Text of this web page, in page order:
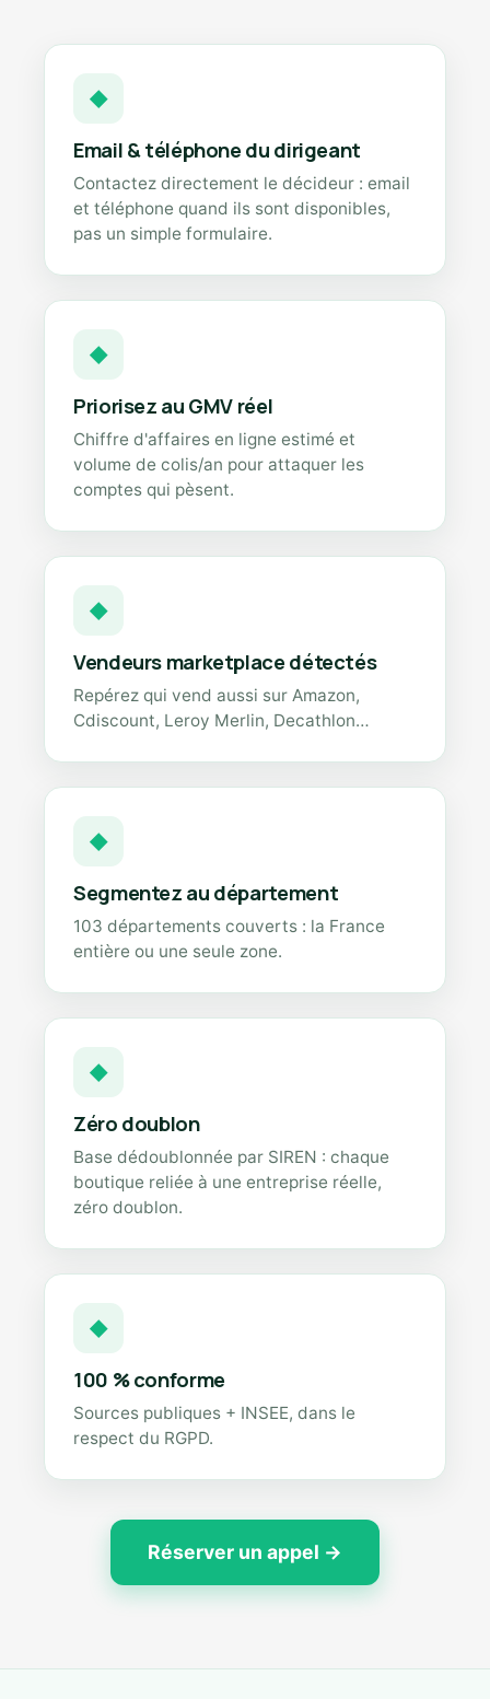
◆
Email & téléphone du dirigeant
Contactez directement le décideur : email
et téléphone quand ils sont disponibles,
pas un simple formulaire.
◆
Priorisez au GMV réel
Chiffre d'affaires en ligne estimé et
volume de colis/an pour attaquer les
comptes qui pèsent.
◆
Vendeurs marketplace détectés
Repérez qui vend aussi sur Amazon,
Cdiscount, Leroy Merlin, Decathlon…
◆
Segmentez au département
103 départements couverts : la France
entière ou une seule zone.
◆
Zéro doublon
Base dédoublonnée par SIREN : chaque
boutique reliée à une entreprise réelle,
zéro doublon.
◆
100 % conforme
Sources publiques + INSEE, dans le
respect du RGPD.
Réserver un appel →